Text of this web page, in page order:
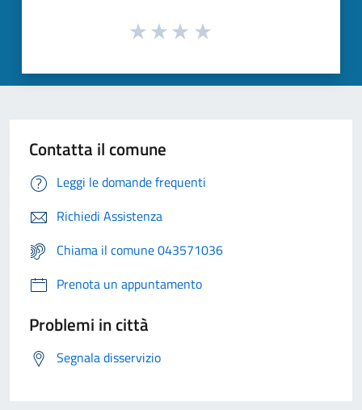
Contatta il comune
Leggi le domande frequenti
Richiedi Assistenza
Chiama il comune 043571036
Prenota un appuntamento
Problemi in città
Segnala disservizio